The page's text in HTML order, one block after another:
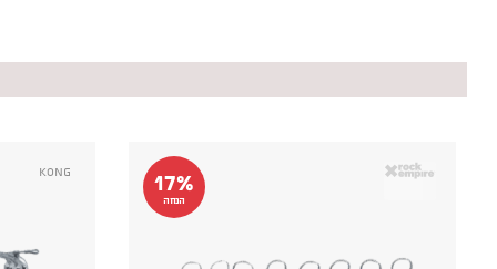
17%
הנחה
Kong